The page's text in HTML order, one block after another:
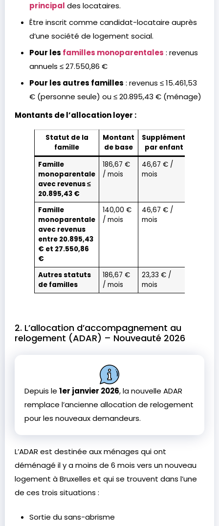
principal des locataires.
Être inscrit comme candidat-locataire auprès
d’une société de logement social.
Pour les familles monoparentales : revenus
annuels ≤ 27.550,86 €
Pour les autres familles : revenus ≤ 15.461,53
€ (personne seule) ou ≤ 20.895,43 € (ménage)
Montants de l’allocation loyer :
Statut de la
famille
Montant
de base
Supplément
par enfant
Famille
monoparentale
avec revenus ≤
20.895,43 €
186,67 €
/ mois
46,67 € /
mois
Famille
monoparentale
avec revenus
entre 20.895,43
€ et 27.550,86
€
140,00 €
/ mois
46,67 € /
mois
Autres statuts
de familles
186,67 €
/ mois
23,33 € /
mois
2. L’allocation d’accompagnement au
relogement (ADAR) – Nouveauté 2026
Depuis le 1er janvier 2026, la nouvelle ADAR
remplace l’ancienne allocation de relogement
pour les nouveaux demandeurs.
L’ADAR est destinée aux ménages qui ont
déménagé il y a moins de 6 mois vers un nouveau
logement à Bruxelles et qui se trouvent dans l’une
de ces trois situations :
Sortie du sans-abrisme